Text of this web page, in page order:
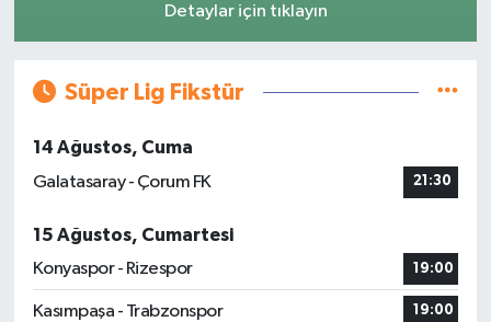
Detaylar için tıklayın
Süper Lig Fikstür
14 Ağustos, Cuma
Galatasaray - Çorum FK
21:30
15 Ağustos, Cumartesi
Konyaspor - Rizespor
19:00
Kasımpaşa - Trabzonspor 19:00